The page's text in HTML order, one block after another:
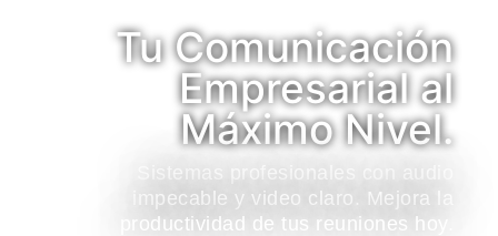
Tu Comunicación
Empresarial al
Máximo Nivel.
Sistemas profesionales con audio
impecable y video claro. Mejora la
productividad de tus reuniones hoy.